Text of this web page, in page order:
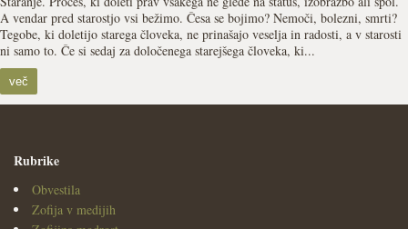
A vendar pred starostjo vsi bežimo. Česa se bojimo? Nemoči, bolezni, smrti?
Tegobe, ki doletijo starega človeka, ne prinašajo veselja in radosti, a v starosti
ni samo to. Če si sedaj za določenega starejšega človeka, ki...
več
Rubrike
Obvestila
Zofija v medijih